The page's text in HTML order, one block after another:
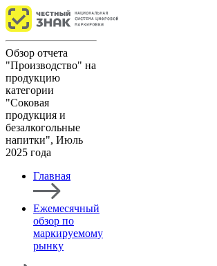
Обзор отчета
"Производство" на
продукцию
категории
"Соковая
продукция и
безалкогольные
напитки", Июль
2025 года
Главная
Ежемесячный
обзор по
маркируемому
рынку